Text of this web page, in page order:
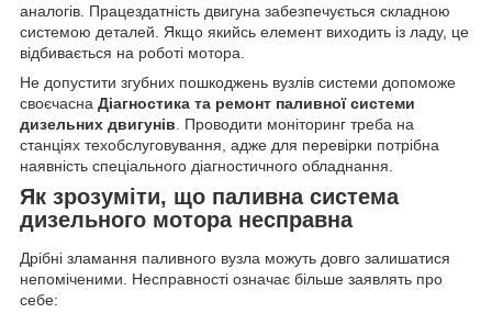
аналогів. Працездатність двигуна забезпечується складною
системою деталей. Якщо якийсь елемент виходить із ладу, це
відбивається на роботі мотора.
Не допустити згубних пошкоджень вузлів системи допоможе
своєчасна Діагностика та ремонт паливної системи
дизельних двигунів . Проводити моніторинг треба на
станціях техобслуговування, адже для перевірки потрібна
наявність спеціального діагностичного обладнання.
Як зрозуміти, що паливна система
дизельного мотора несправна
Дрібні зламання паливного вузла можуть довго залишатися
непоміченими. Несправності означає більше заявлять про
себе: